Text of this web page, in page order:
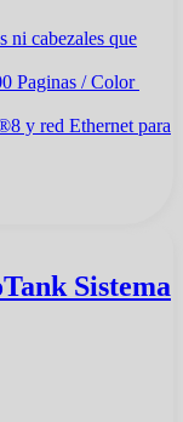
ni cabezales que
Paginas / Color
y red Ethernet para
Sistema